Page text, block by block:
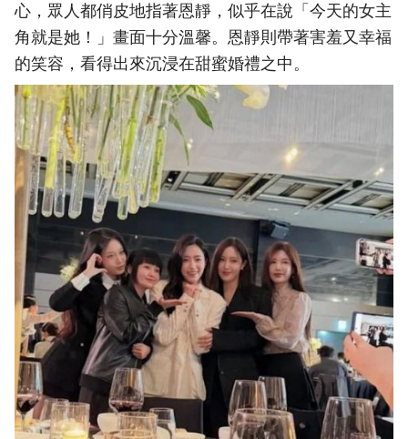
心，眾人都俏皮地指著恩靜，似乎在說「今天的女主
角就是她！」畫面十分溫馨。恩靜則帶著害羞又幸福
的笑容，看得出來沉浸在甜蜜婚禮之中。